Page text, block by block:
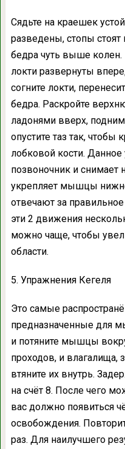
Сядьте на краешек
разведены, стопы стоят
бедра чуть выше колен.
локти развернуты
согните локти,
бедра. Раскройте
ладонями вверх,
опустите таз так, чтобы
лобковой кости. Данное
позвоночник и снимает
укрепляет мышцы
отвечают за
эти 2 движения
можно чаще, чтобы
области.
5. Упражнения Кегеля
Это самые
предназначенные для
и потяните мышцы
проходов, и влагалища,
втяните их внутрь.
на счёт 8. После чего
вас должно появиться
освобождения.
раз. Для наилучшего